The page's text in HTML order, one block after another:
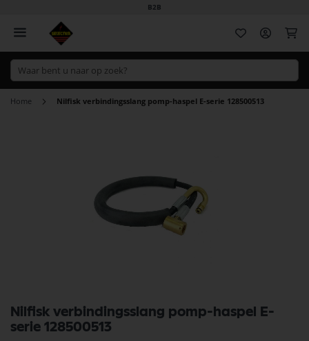
B2B
Home Nilfisk verbindingsslang pomp-haspel E-serie 128500513
Nilfisk verbindingsslang pomp-haspel E-
serie 128500513
naar
het